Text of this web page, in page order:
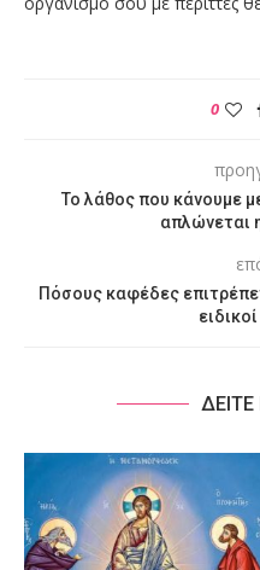
0
Το λάθος που κάνουμε
απλώνεται
Πόσους καφέδες
ΔΕΙΤΕ